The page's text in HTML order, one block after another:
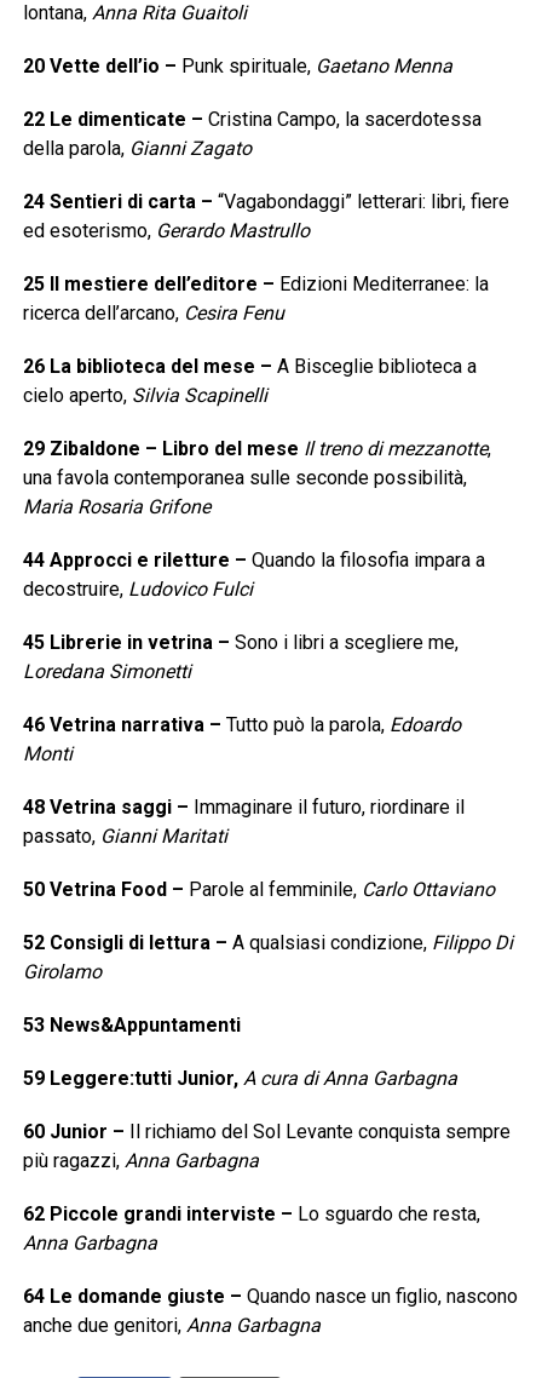
lontana, Anna Rita Guaitoli
20 Vette dell’io – Punk spirituale, Gaetano Menna
22 Le dimenticate – Cristina Campo, la sacerdotessa
della parola, Gianni Zagato
24 Sentieri di carta– “Vagabondaggi” letterari: libri, fiere
ed esoterismo, Gerardo Mastrullo
25 Il mestiere dell’editore – Edizioni Mediterranee: la
ricerca dell’arcano, Cesira Fenu
26 La biblioteca del mese – A Bisceglie biblioteca a
cielo aperto, Silvia Scapinelli
29 Zibaldone – Libro del mese Il treno di mezzanotte,
una favola contemporanea sulle seconde possibilità,
Maria Rosaria Grifone
44 Approcci e riletture – Quando la filosofia impara a
decostruire, Ludovico Fulci
45 Librerie in vetrina– Sono i libri a scegliere me,
Loredana Simonetti
46 Vetrina narrativa– Tutto può la parola, Edoardo
Monti
48 Vetrina saggi– Immaginare il futuro, riordinare il
passato, Gianni Maritati
50 Vetrina Food – Parole al femminile, Carlo Ottaviano
52 Consigli di lettura– A qualsiasi condizione, Filippo Di
Girolamo
53 News&Appuntamenti
59 Leggere:tutti Junior, A cura di Anna Garbagna
60 Junior –
Il richiamo del Sol Levante conquista sempre
più ragazzi, Anna Garbagna
62 Piccole grandi interviste – Lo sguardo che resta,
Anna Garbagna
64 Le domande giuste – Quando nasce un figlio, nascono
anche due genitori, Anna Garbagna